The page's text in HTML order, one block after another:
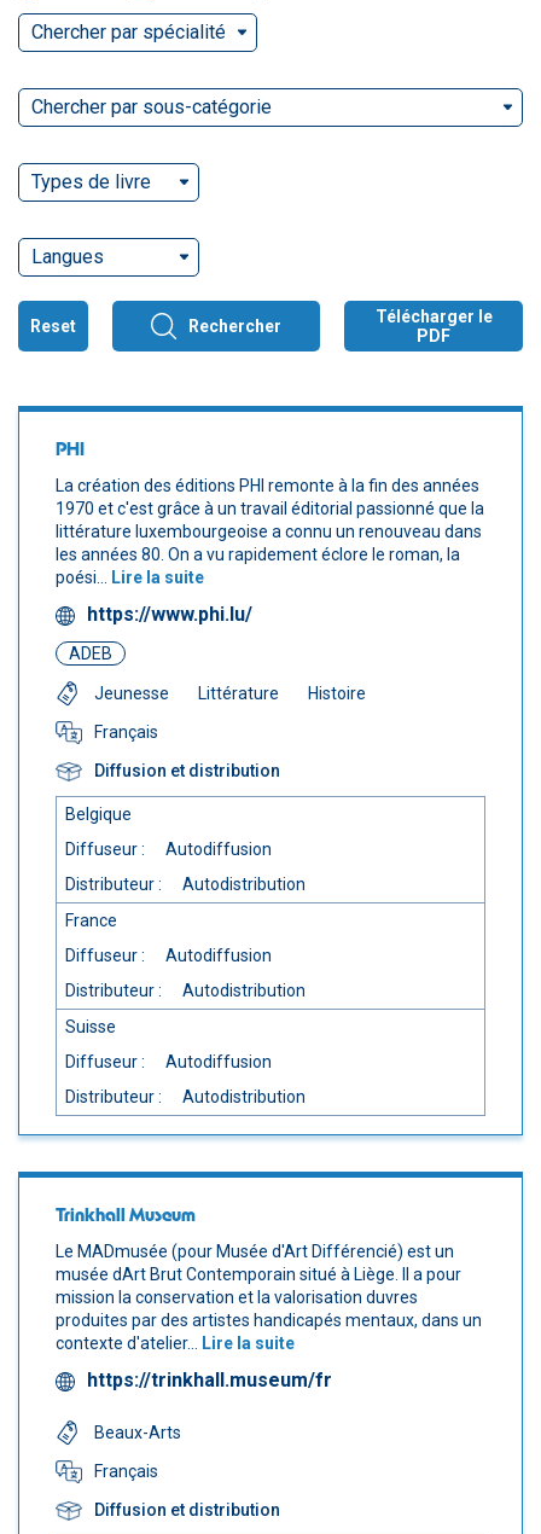
Chercher par spécialité
Chercher par sous-catégorie
Types de livre
Langues
Reset Rechercher
Télécharger le
PDF
PHI
La création des éditions PHI remonte à la fin des années
1970 et c'est grâce à un travail éditorial passionné que la
littérature luxembourgeoise a connu un renouveau dans
les années 80. On a vu rapidement éclore le roman, la
poési...
Lire la suite
https://www.phi.lu/
ADEB
Jeunesse Littérature
Histoire
Français
Diffusion et distribution
Belgique
Diffuseur :
Autodiffusion
Distributeur :
Autodistribution
France
Diffuseur :
Autodiffusion
Distributeur :
Autodistribution
Suisse
Diffuseur :
Autodiffusion
Distributeur :
Autodistribution
Trinkhall Museum
Le MADmusée (pour Musée d'Art Différencié) est un
musée dArt Brut Contemporain situé à Liège. Il a pour
mission la conservation et la valorisation duvres
produites par des artistes handicapés mentaux, dans un
contexte d'atelier...
Lire la suite
https://trinkhall.museum/fr
Beaux-Arts
Français
Diffusion et distribution